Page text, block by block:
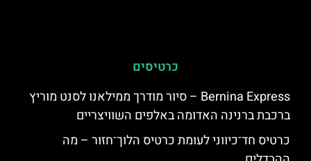
כרטיסים
Bernina Express – סיור מודרך ממילאנו לסנט מוריץ
ברכבת ברנינה האדומה באלפים השוויצריים
כרטיס חד־כיווני לעומת כרטיס הלוך־חזור – מה